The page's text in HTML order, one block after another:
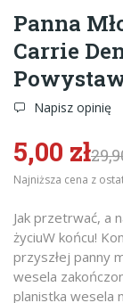
Panna
Carrie
Napisz opinię
5,00 zł
Najniższa cena z
Jak przetrwać, a
życiuW końcu!
przyszłej panny
wesela
planistka wesela